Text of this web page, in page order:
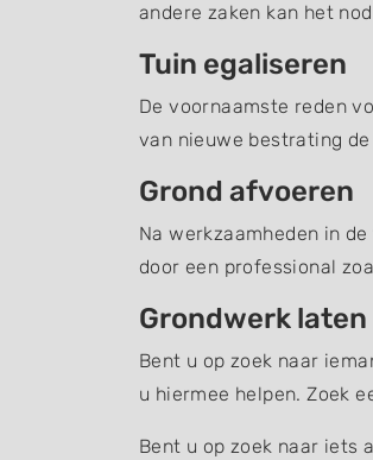
andere zaken kan het
Tuin egaliseren
De voornaamste reden
van nieuwe bestrating
Grond afvoeren
Na werkzaamheden in
door een professional
Grondwerk
Bent u op zoek naar
u hiermee helpen. Zoek
Bent u op zoek naar iets